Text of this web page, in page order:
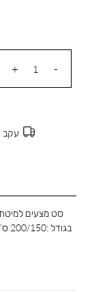
עקב
סט מצעים למיטת